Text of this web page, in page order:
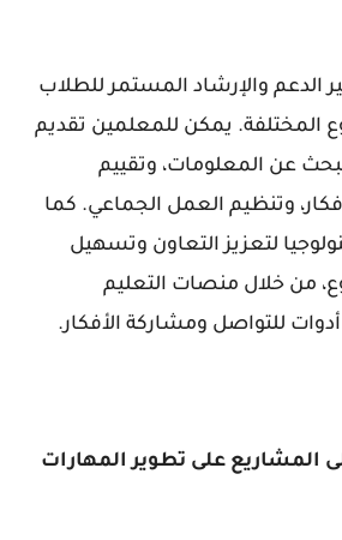
الدعم والإرشاد المستمر للطلاب
المختلفة. يمكن للمعلمين تقديم
عن المعلومات، وتقييم
وتنظيم العمل الجماعي. كما
لتعزيز التعاون وتسهيل
من خلال منصات التعليم
أدوات للتواصل ومشاركة الأفكار.
المشاريع على تطوير المهارات